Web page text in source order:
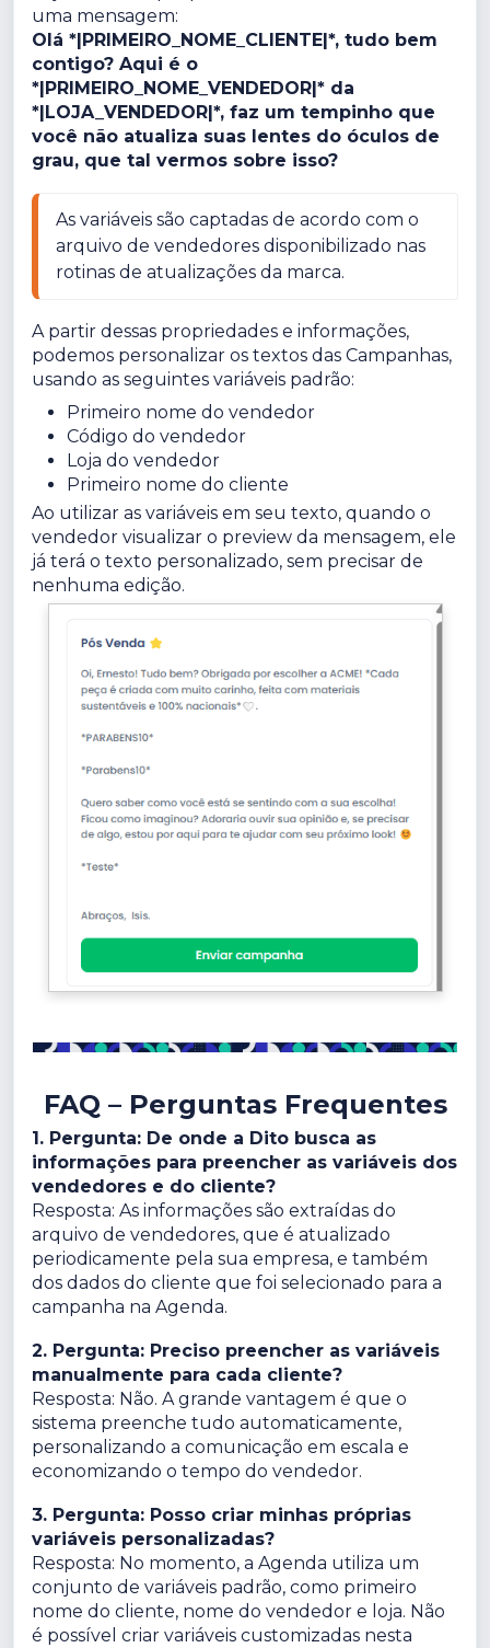
uma mensagem:
Olá *|PRIMEIRO_NOME_CLIENTE|*, tudo bem
contigo? Aqui é o
*|PRIMEIRO_NOME_VENDEDOR|* da
*|LOJA_VENDEDOR|*, faz um tempinho que
você não atualiza suas lentes do óculos de
grau, que tal vermos sobre isso?
As variáveis são captadas de acordo com o
arquivo de vendedores disponibilizado nas
rotinas de atualizações da marca.
A partir dessas propriedades e informações,
podemos personalizar os textos das Campanhas,
usando as seguintes variáveis padrão:
Primeiro nome do vendedor
Código do vendedor
Loja do vendedor
Primeiro nome do cliente
Ao utilizar as variáveis em seu texto, quando o
vendedor visualizar o preview da mensagem, ele
já terá o texto personalizado, sem precisar de
nenhuma edição.
FAQ – Perguntas Frequentes
1. Pergunta: De onde a Dito busca as
informações para preencher as variáveis dos
vendedores e do cliente?
Resposta: As informações são extraídas do
arquivo de vendedores, que é atualizado
periodicamente pela sua empresa, e também
dos dados do cliente que foi selecionado para a
campanha na Agenda.
2. Pergunta: Preciso preencher as variáveis
manualmente para cada cliente?
Resposta: Não. A grande vantagem é que o
sistema preenche tudo automaticamente,
personalizando a comunicação em escala e
economizando o tempo do vendedor.
3. Pergunta: Posso criar minhas próprias
variáveis personalizadas?
Resposta: No momento, a Agenda utiliza um
conjunto de variáveis padrão, como primeiro
nome do cliente, nome do vendedor e loja. Não
é possível criar variáveis customizadas nesta